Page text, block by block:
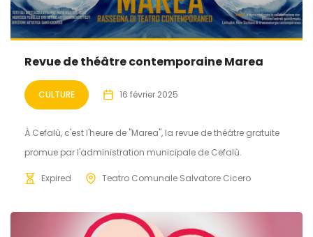
Revue de théâtre contemporaine Marea
CULTURE 16 février 2025
À Cefalù, c'est l'heure de "Marea", la revue de théâtre gratuite
promue par l'administration municipale de Cefalù.
Expired Teatro Comunale Salvatore Cicero